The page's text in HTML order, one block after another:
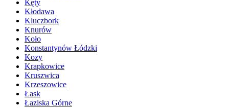
Kęty
Kłodawa
Kluczbork
Knurów
Koło
Konstantynów Łódzki
Kozy
Krapkowice
Kruszwica
Krzeszowice
Łask
Łaziska Górne